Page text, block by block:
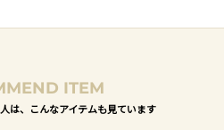
ITEM
は、こんなアイテムも見ています